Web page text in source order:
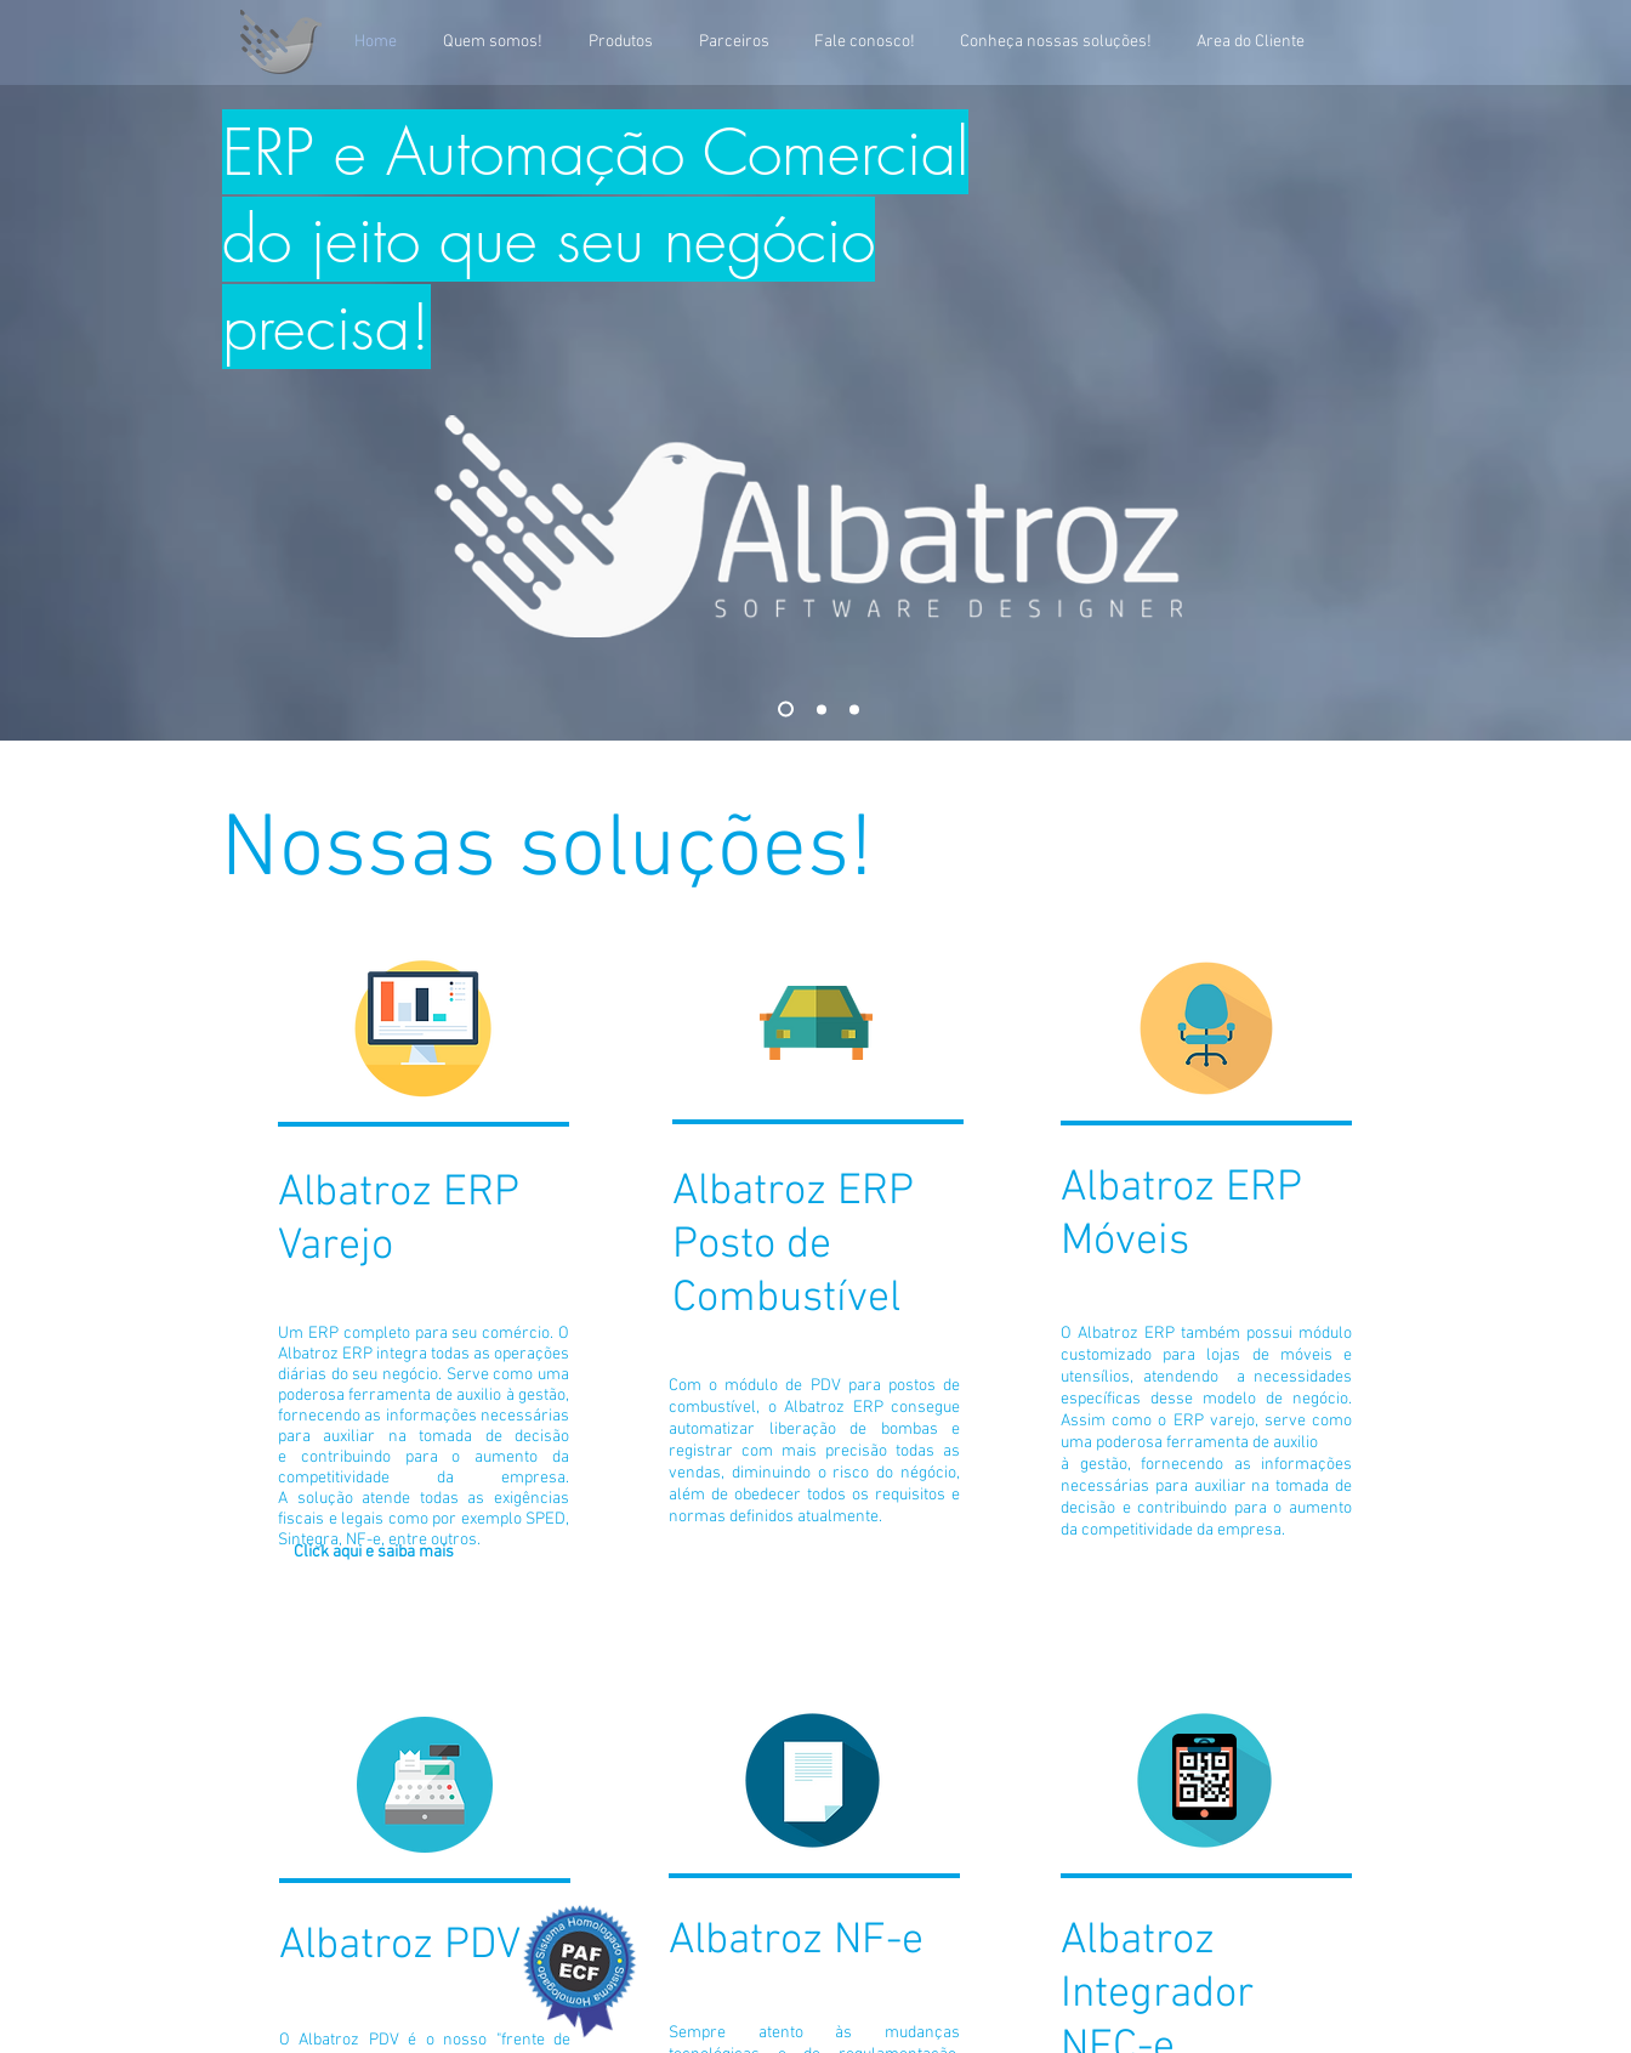
Home Quem somos! Produtos Parceiros Fale conosco! Conheça nossas soluções! Area do Cliente
ERP e Automação Comercial
do jeito que seu negócio
precisa!
Nossas soluções!
Albatroz ERP
Varejo
Um ERP completo para seu comércio. O
Albatroz ERP integra todas as operações
diárias do seu negócio. Serve como uma
poderosa ferramenta de auxilio à gestão,
fornecendo as informações necessárias
para auxiliar na tomada de decisão
e contribuindo para o aumento da
competitividade da empresa.
A soluçãoatende todas as exigências
fiscais e legais como por exemplo SPED,
Sintegra, NF-e, entre outros.
Click aqui e saiba mais
Albatroz ERP
Posto de
Combustível
Com o módulo de PDV para postos de
combustível, o Albatroz ERP consegue
automatizar liberação de bombas e
registrar com mais precisão todas as
vendas, diminuindo o risco do négócio,
além de obedecer todos os requisitos e
normas definidos atualmente.
Albatroz ERP
Móveis
O Albatroz ERP também possui módulo
customizado para lojas de móveis e
utensílios, atendendo a necessidades
específicas desse modelo de negócio.
Assim como o ERP varejo, serve como
uma poderosa ferramenta de auxilio
à gestão, fornecendo as informações
necessárias para auxiliar na tomada de
decisão e contribuindo para o aumento
da competitividade da empresa.
Albatroz PDV
O Albatroz PDV é o nosso "frente de
Albatroz NF-e
Sempre atento às mudanças
Albatroz
Integrador